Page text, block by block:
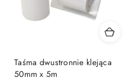
Taśma dwustronnie klejąca
50mm x 5m